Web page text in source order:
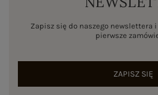
Zapisz się do naszego newslettera i
pierwsze
ZAPISZ SIĘ